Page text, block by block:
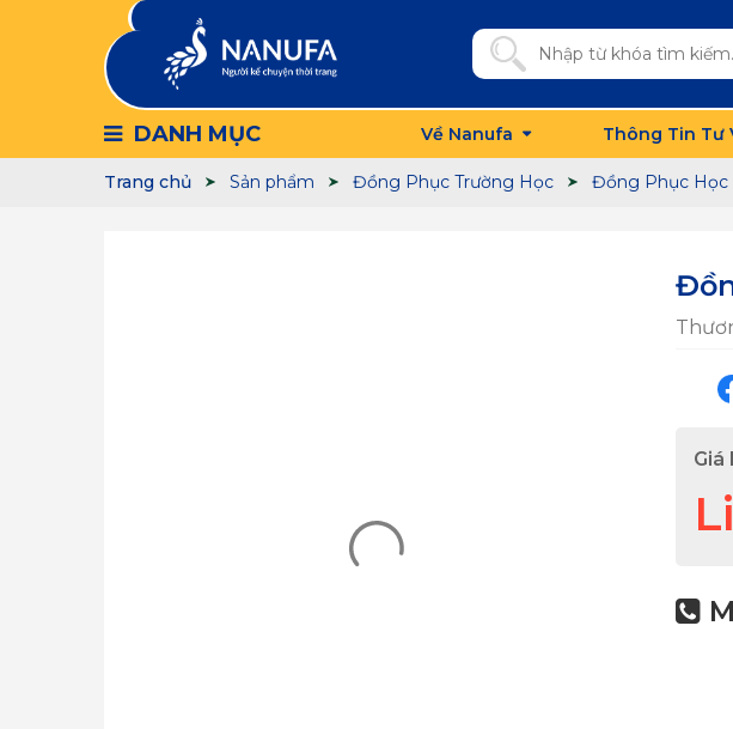
DANH MỤC Về Nanufa Thông Tin Tư
Trang chủ Sản phẩm Đồng Phục Trường Học Đồng Phục Học
Giá